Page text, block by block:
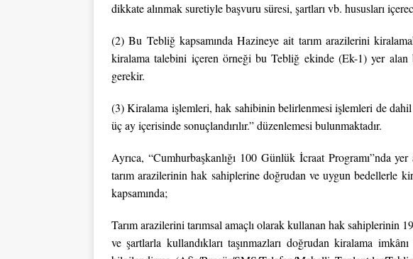
dikkate alınmak suretiyle başvuru süresi, şartları vb. hususları
(2) Bu Tebliğ kapsamında Hazineye ait tarım arazilerini
kiralama talebini içeren örneği bu Tebliğ ekinde (Ek-1) yer alan
gerekir.
(3) Kiralama işlemleri, hak sahibinin belirlenmesi işlemleri de
üç ay içerisinde sonuçlandırılır.” düzenlemesi bulunmaktadır.
Ayrıca, “Cumhurbaşkanlığı 100 Günlük İcraat Programı”nda
tarım arazilerinin hak sahiplerine doğrudan ve uygun bedellerle
kapsamında;
Tarım arazilerini tarımsal amaçlı olarak kullanan hak sahiplerinin
ve şartlarla kullandıkları taşınmazları doğrudan kiralama